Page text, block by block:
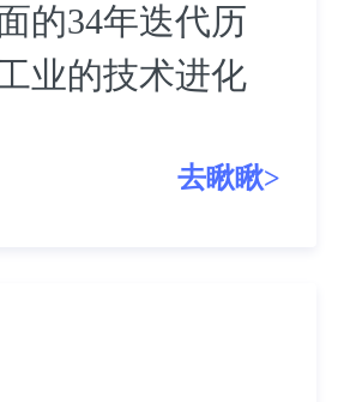
的34年迭代历
业的技术进化
去瞅瞅>